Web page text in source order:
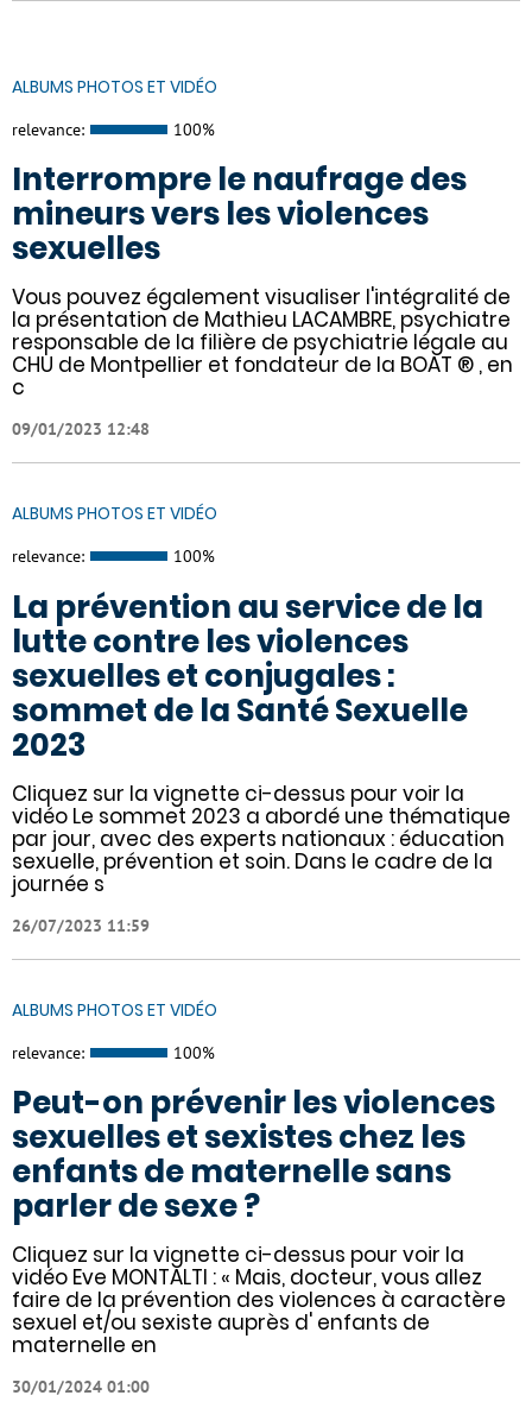
ALBUMS PHOTOS ET VIDÉO
relevance: 100%
Interrompre le naufrage des
mineurs vers les violences
sexuelles
Vous pouvez également visualiser l'intégralité de
la présentation de Mathieu LACAMBRE, psychiatre
responsable de la filière de psychiatrie légale au
CHU de Montpellier et fondateur de la BOAT ® , en
c
09/01/2023 12:48
ALBUMS PHOTOS ET VIDÉO
relevance: 100%
La prévention au service de la
lutte contre les violences
sexuelles et conjugales :
sommet de la Santé Sexuelle
2023
Cliquez sur la vignette ci-dessus pour voir la
vidéo Le sommet 2023 a abordé une thématique
par jour, avec des experts nationaux : éducation
sexuelle, prévention et soin. Dans le cadre de la
journée s
26/07/2023 11:59
ALBUMS PHOTOS ET VIDÉO
relevance: 100%
Peut-on prévenir les violences
sexuelles et sexistes chez les
enfants de maternelle sans
parler de sexe ?
Cliquez sur la vignette ci-dessus pour voir la
vidéo Eve MONTALTI : « Mais, docteur, vous allez
faire de la prévention des violences à caractère
sexuel et/ou sexiste auprès d' enfants de
maternelle en
30/01/2024 01:00